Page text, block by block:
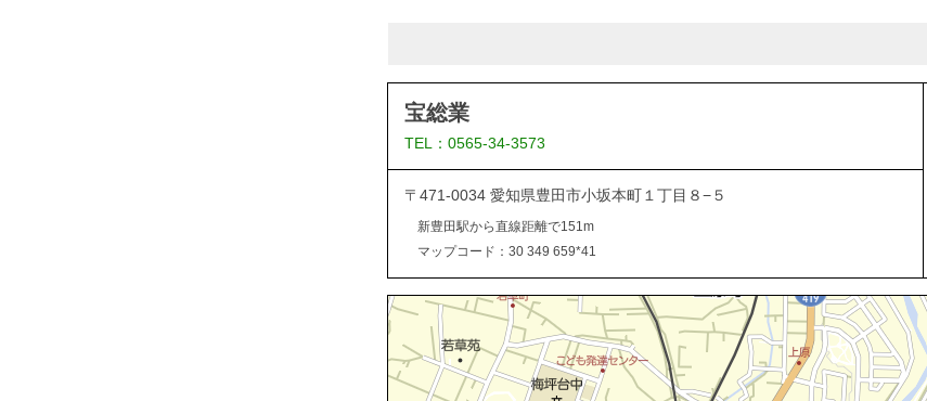
宝総業
TEL：0565-34-3573
〒471-0034 愛知県豊田市小坂本町１丁目８−５
新豊田駅から直線距離で151m
マップコード：30 349 659*41